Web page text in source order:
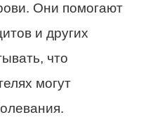
Они помогают
и других
что
могут